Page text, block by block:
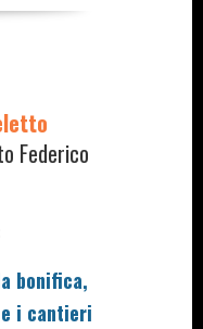
Federico
bonifica,
i cantieri